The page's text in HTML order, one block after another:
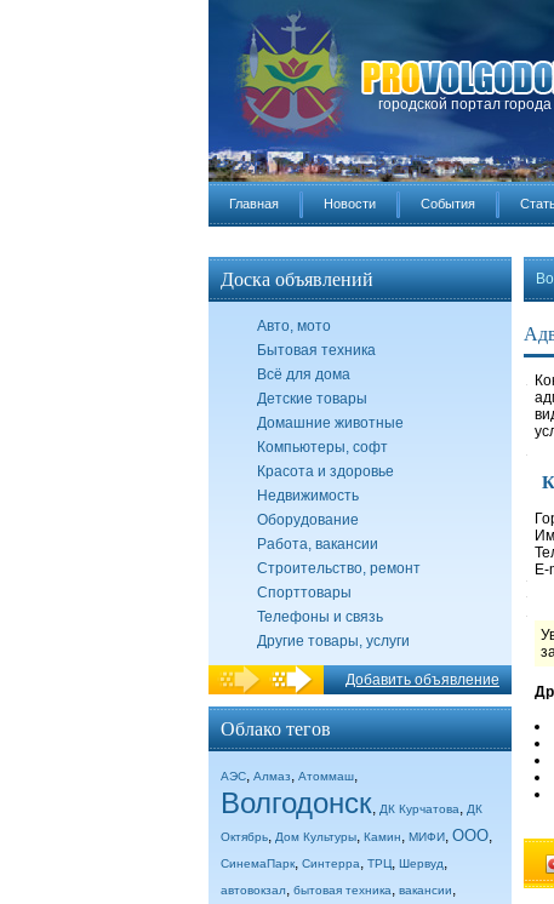
городской портал
Главная Новости События
Доска объявлений
Авто, мото
Бытовая техника
Всё для дома
Детские товары
Домашние животные
Компьютеры, софт
Красота и здоровье
Недвижимость
Оборудование
Работа, вакансии
Строительство, ремонт
Спорттовары
Телефоны и связь
Другие товары, услуги
Добавить объявление
Облако тегов
АЭС, Алмаз, Атоммаш,
Волгодонск, ДК Курчатова, ДК
Октябрь, Дом Культуры, Камин, МИФИ, ООО,
СинемаПарк, Синтерра, ТРЦ, Шервуд,
автовокзал, бытовая техника, вакансии,